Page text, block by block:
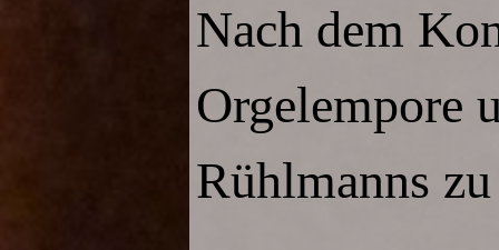
Nach dem
Orgelempore
Rühlmanns